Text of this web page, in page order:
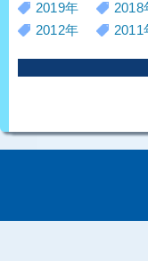
2019年
2018
2012年
2011